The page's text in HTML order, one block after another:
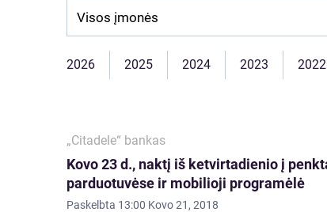
Company:
2026 2025 2024 2023 2022
„Citadele“ bankas
Kovo 23 d., naktį iš ketvirtadienio į
parduotuvėse ir mobilioji programėlė
Paskelbta 13:00 Kovo 21, 2018